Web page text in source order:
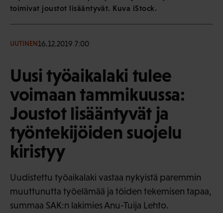
toimivat joustot lisääntyvät. Kuva iStock.
UUTINEN16.12.2019 7:00
Uusi työaikalaki tulee
voimaan tammikuussa:
Joustot lisääntyvät ja
työntekijöiden suojelu
kiristyy
Uudistettu työaikalaki vastaa nykyistä paremmin
muuttunutta työelämää ja töiden tekemisen tapaa,
summaa SAK:n lakimies Anu-Tuija Lehto.